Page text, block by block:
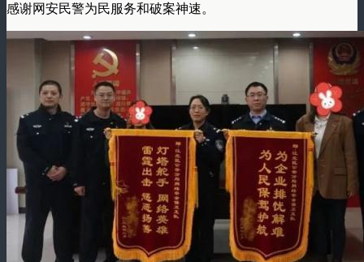
感谢网安民警为民服务和破案神速。